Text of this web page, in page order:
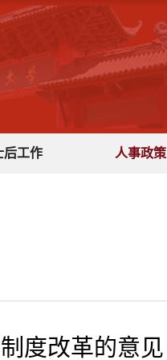
后工作 人事政策
度改革的意见